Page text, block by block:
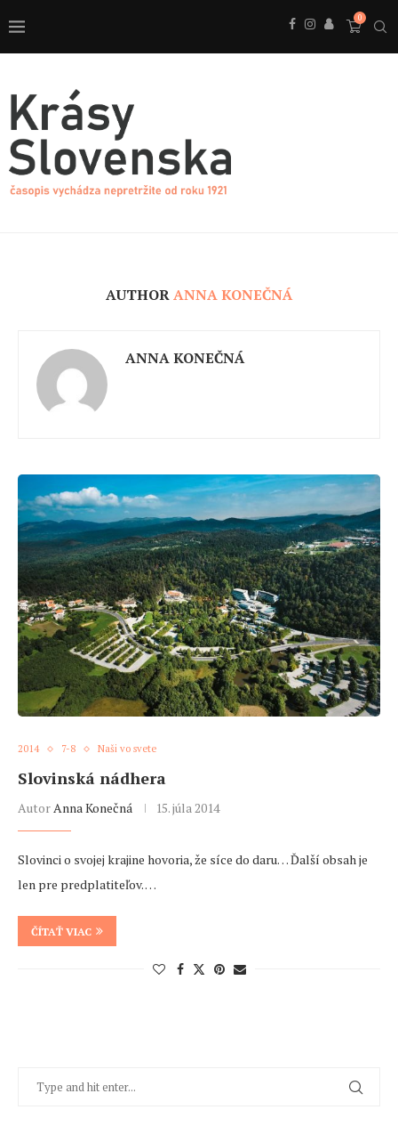
0
AUTHORANNA KONEČNÁ
ANNA KONEČNÁ
2014 7-8 Naši vo svete
Slovinská nádhera
AutorAnna Konečná 15. júla 2014
Slovinci o svojej krajine hovoria, že síce do daru… Ďalší obsah je
len pre predplatiteľov. …
ČÍTAŤ VIAC